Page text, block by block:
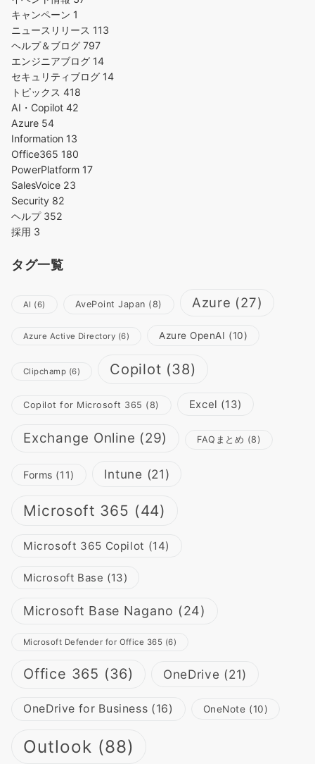
キャンペーン 1
ニュースリリース 113
ヘルプ＆ブログ 797
エンジニアブログ 14
セキュリティブログ 14
トピックス 418
AI・Copilot 42
Azure 54
Information 13
Office365 180
PowerPlatform 17
SalesVoice 23
Security 82
ヘルプ 352
採用 3
タグ一覧
AI (6) AvePoint Japan (8) Azure (27)
Azure Active Directory (6) Azure OpenAI (10)
Clipchamp (6) Copilot (38)
Copilot for Microsoft 365 (8) Excel (13)
Exchange Online (29) FAQまとめ (8)
Forms (11) Intune (21)
Microsoft 365 (44)
Microsoft 365 Copilot (14)
Microsoft Base (13)
Microsoft Base Nagano (24)
Microsoft Defender for Office 365 (6)
Office 365 (36) OneDrive (21)
OneDrive for Business (16) OneNote (10)
Outlook (88)